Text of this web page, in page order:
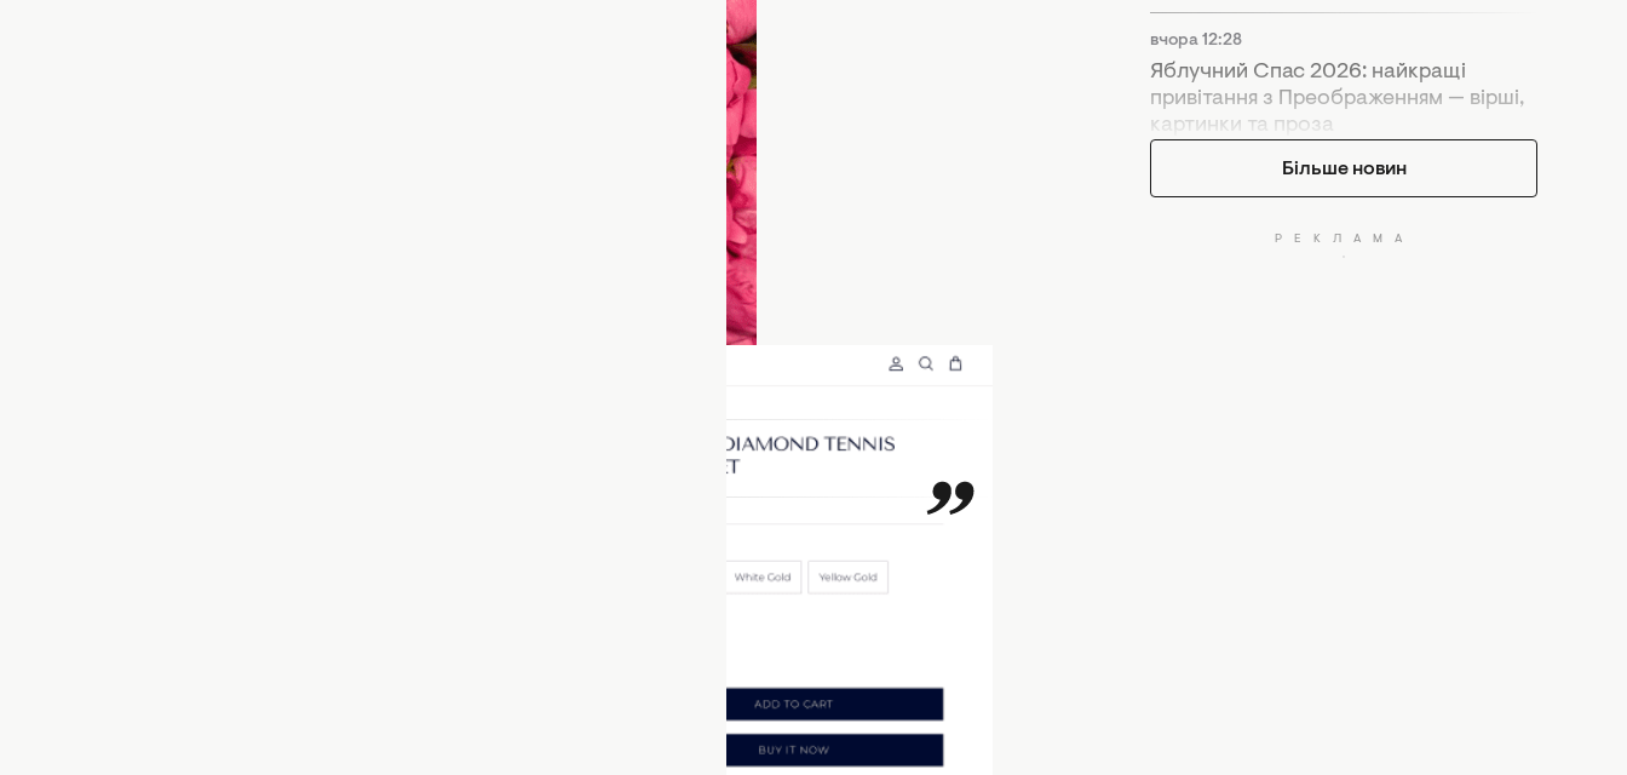
, у Мережі більш відомий під псевдонімомСерьожа 001к—
вчора 12:28
Яблучний Спас 2026: найкращі
привітання з Преображенням — вірші,
картинки та проза
Більше новин